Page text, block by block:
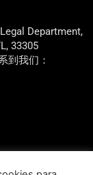
Department,
33305
到我们：